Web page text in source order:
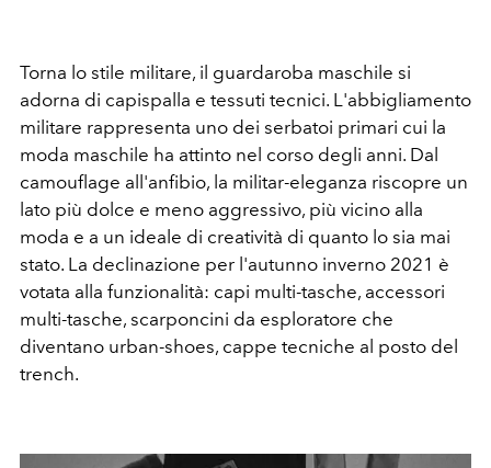
Torna lo stile militare, il guardaroba maschile si
adorna di capispalla e tessuti tecnici. L'abbigliamento
militare rappresenta uno dei serbatoi primari cui la
moda maschile ha attinto nel corso degli anni. Dal
camouflage all'anfibio, la militar-eleganza riscopre un
lato più dolce e meno aggressivo, più vicino alla
moda e a un ideale di creatività di quanto lo sia mai
stato. La declinazione per l'autunno inverno 2021 è
votata alla funzionalità: capi multi-tasche, accessori
multi-tasche, scarponcini da esploratore che
diventano urban-shoes, cappe tecniche al posto del
trench.